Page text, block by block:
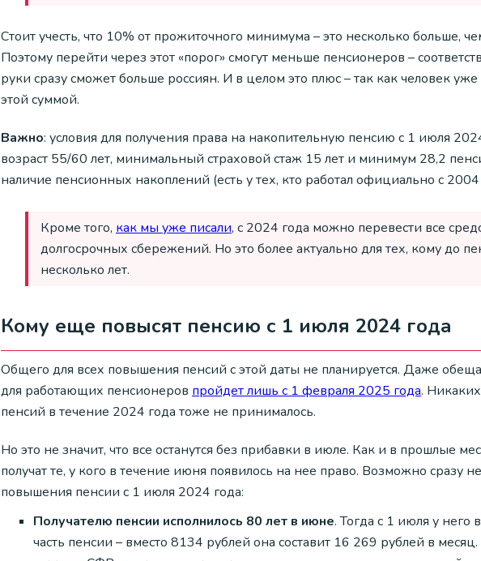
Стоит учесть, что 10% от прожиточного минимума – это несколько больше,
Поэтому перейти через этот «порог» смогут меньше пенсионеров –
руки сразу сможет больше россиян. И в целом это плюс – так как человек
этой суммой.
Важно: условия для получения права на накопительную пенсию с 1 июля
возраст 55/60 лет, минимальный страховой стаж 15 лет и минимум 28,2
наличие пенсионных накоплений (есть у тех, кто работал официально с
Кроме того, как мы уже писали, с 2024 года можно перевести все
долгосрочных сбережений. Но это более актуально для тех, кому до
несколько лет.
Кому еще повысят пенсию с 1 июля 2024 года
Общего для всех повышения пенсий с этой даты не планируется. Даже
для работающих пенсионеров пройдет лишь с 1 февраля 2025 года.
пенсий в течение 2024 года тоже не принималось.
Но это не значит, что все останутся без прибавки в июле. Как и в прошлые
получат те, у кого в течение июня появилось на нее право. Возможно сразу
повышения пенсии с 1 июля 2024 года:
Получателю пенсии исполнилось 80 лет в июне. Тогда с 1 июля у него
часть пенсии – вместо 8134 рублей она составит 16 269 рублей в